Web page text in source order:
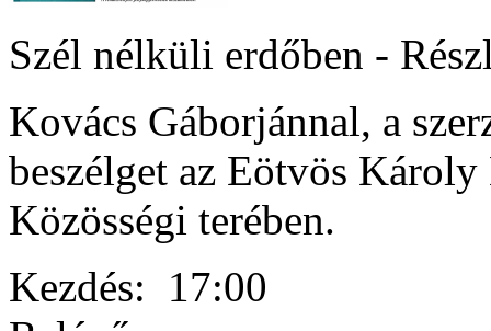
Szél nélküli erdőben -
Kovács Gáborjánnal, a
beszélget az Eötvös
Közösségi terében.
Kezdés: 17:00